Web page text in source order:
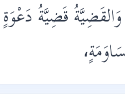
قَضِيَّةُ دَعْوَةٍ